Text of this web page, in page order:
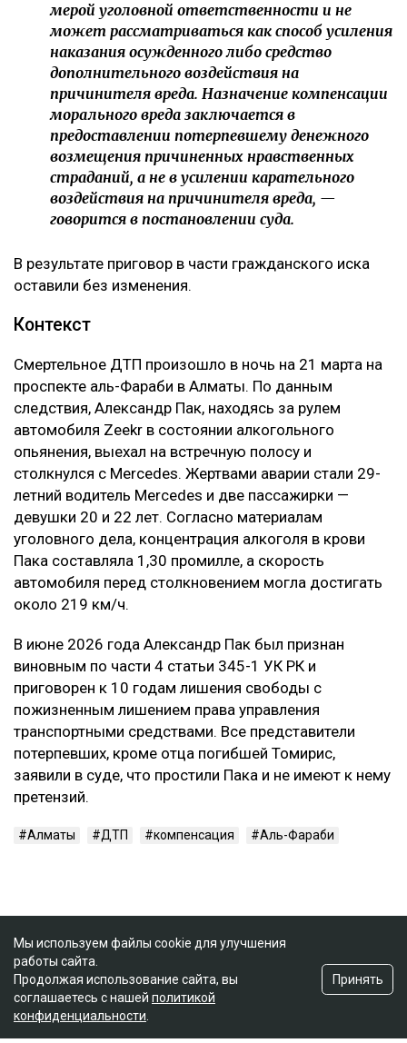
мерой уголовной ответственности и не
может рассматриваться как способ усиления
наказания осужденного либо средство
дополнительного воздействия на
причинителя вреда. Назначение компенсации
морального вреда заключается в
предоставлении потерпевшему денежного
возмещения причиненных нравственных
страданий, а не в усилении карательного
воздействия на причинителя вреда, —
говорится в постановлении суда.
В результате приговор в части гражданского иска
оставили без изменения.
Контекст
Смертельное ДТП произошло в ночь на 21 марта на
проспекте аль-Фараби в Алматы. По данным
следствия, Александр Пак, находясь за рулем
автомобиля Zeekr в состоянии алкогольного
опьянения, выехал на встречную полосу и
столкнулся с Mercedes. Жертвами аварии стали 29-
летний водитель Mercedes и две пассажирки —
девушки 20 и 22 лет. Согласно материалам
уголовного дела, концентрация алкоголя в крови
Пака составляла 1,30 промилле, а скорость
автомобиля перед столкновением могла достигать
около 219 км/ч.
В июне 2026 года Александр Пак был признан
виновным по части 4 статьи 345-1 УК РК и
приговорен к 10 годам лишения свободы с
пожизненным лишением права управления
транспортными средствами. Все представители
потерпевших, кроме отца погибшей Томирис,
заявили в суде, что простили Пака и не имеют к нему
претензий.
Алматы ДТП компенсация Аль-Фараби
Мы используем файлы cookie для улучшения
работы сайта.
Продолжая использование сайта, вы
соглашаетесь с нашей политикой
конфиденциальности
Принять